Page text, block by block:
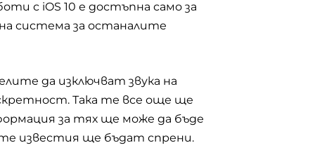
с iOS 10 е достъпна само за
система за останалите
да изключват звука на
Така те все още ще
за тях ще може да бъде
известия ще бъдат спрени.